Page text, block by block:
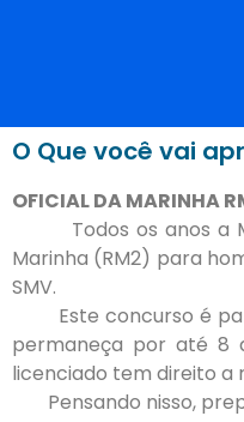
O Que você vai
OFICIAL DA MARINHA
Todos os anos a
Marinha (RM2) para
SMV.
Este concurso é
permaneça por até 8
licenciado tem direito a
Pensando nisso,